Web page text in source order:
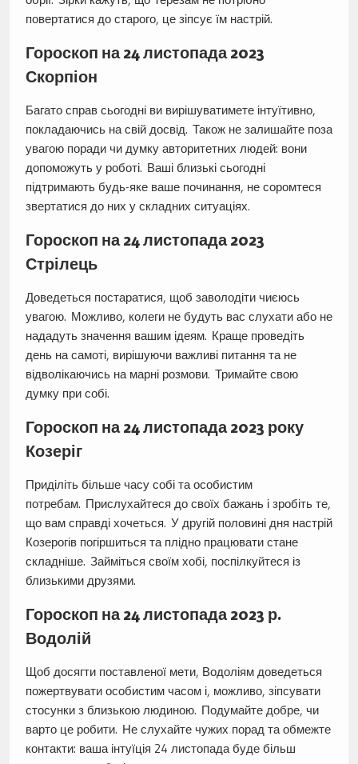
повертатися до старого, це зіпсує їм настрій.
Гороскоп на 24 листопада 2023
Скорпіон
Багато справ сьогодні ви вирішуватимете інтуїтивно,
покладаючись на свій досвід. Також не залишайте поза
увагою поради чи думку авторитетних людей: вони
допоможуть у роботі. Ваші близькі сьогодні
підтримають будь-яке ваше починання, не соромтеся
звертатися до них у складних ситуаціях.
Гороскоп на 24 листопада 2023
Стрілець
Доведеться постаратися, щоб заволодіти чиєюсь
увагою. Можливо, колеги не будуть вас слухати або не
нададуть значення вашим ідеям. Краще проведіть
день на самоті, вирішуючи важливі питання та не
відволікаючись на марні розмови. Тримайте свою
думку при собі.
Гороскоп на 24 листопада 2023 року
Козеріг
Приділіть більше часу собі та особистим
потребам. Прислухайтеся до своїх бажань і зробіть те,
що вам справді хочеться. У другій половині дня настрій
Козерогів погіршиться та плідно працювати стане
складніше. Займіться своїм хобі, поспілкуйтеся із
близькими друзями.
Гороскоп на 24 листопада 2023 р.
Водолій
Щоб досягти поставленої мети, Водоліям доведеться
пожертвувати особистим часом і, можливо, зіпсувати
стосунки з близькою людиною. Подумайте добре, чи
варто це робити. Не слухайте чужих порад та обмежте
контакти: ваша інтуїція 24 листопада буде більш